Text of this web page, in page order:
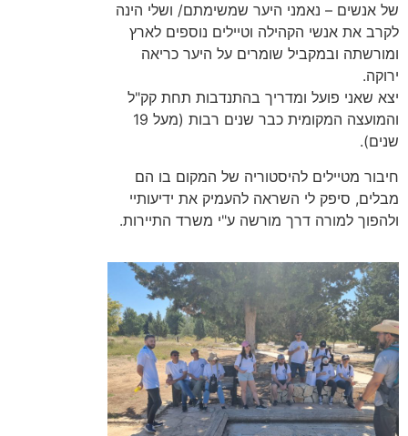
של אנשים – נאמני היער שמשימתם/ ושלי הינה
לקרב את אנשי הקהילה וטיילים נוספים לארץ
ומורשתה ובמקביל שומרים על היער כריאה
ירוקה.
יצא שאני פועל ומדריך בהתנדבות תחת קק"ל
והמועצה המקומית כבר שנים רבות (מעל 19
שנים).
חיבור מטיילים להיסטוריה של המקום בו הם
מבלים, סיפק לי השראה להעמיק את ידיעותיי
ולהפוך למורה דרך מורשה ע"י משרד התיירות.